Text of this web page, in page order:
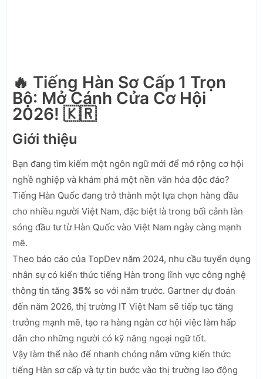
🔥 Tiếng Hàn Sơ Cấp 1 Trọn
Bộ: Mở Cánh Cửa Cơ Hội
2026! 🇰🇷
Giới thiệu
Bạn đang tìm kiếm một ngôn ngữ mới để mở rộng cơ hội
nghề nghiệp và khám phá một nền văn hóa độc đáo?
Tiếng Hàn Quốc đang trở thành một lựa chọn hàng đầu
cho nhiều người Việt Nam, đặc biệt là trong bối cảnh làn
sóng đầu tư từ Hàn Quốc vào Việt Nam ngày càng mạnh
mẽ.
Theo báo cáo của TopDev năm 2024, nhu cầu tuyển dụng
nhân sự có kiến thức tiếng Hàn trong lĩnh vực công nghệ
thông tin tăng 35% so với năm trước. Gartner dự đoán
đến năm 2026, thị trường IT Việt Nam sẽ tiếp tục tăng
trưởng mạnh mẽ, tạo ra hàng ngàn cơ hội việc làm hấp
dẫn cho những người có kỹ năng ngoại ngữ tốt.
Vậy làm thế nào để nhanh chóng nắm vững kiến thức
tiếng Hàn sơ cấp và tự tin bước vào thị trường lao động